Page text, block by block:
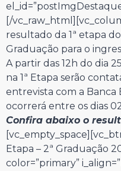
[/
resultado da 1ª etapa
Graduação para o
A partir das 12h do dia
na 1ª Etapa serão
entrevista com a Banca
ocorrerá entre os dias
Confira abaixo o
Etapa – 2ª Graduação
color=”primary”